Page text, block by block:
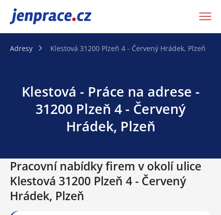
JenPráce.cz
Adresy Klestová 31200 Plzeň 4 - Červený Hrádek, Plzeň
Klestová - Práce na adrese -
31200 Plzeň 4 - Červený
Hrádek, Plzeň
Pracovní nabídky firem v okolí ulice
Klestová 31200 Plzeň 4 - Červený
Hrádek, Plzeň